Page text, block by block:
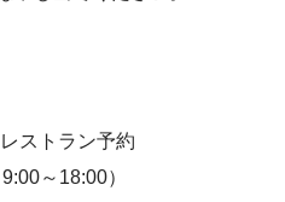
ストラン予約
～18:00）